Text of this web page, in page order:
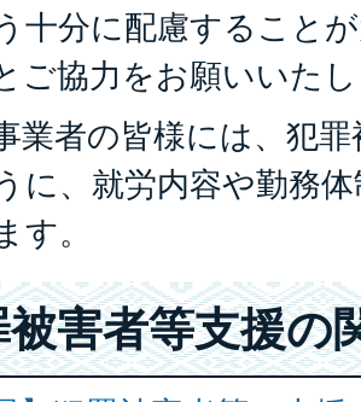
十分に配慮すること
ご協力をお願いいた
業者の皆様には、犯
に、就労内容や勤務
す。
害者等支援の